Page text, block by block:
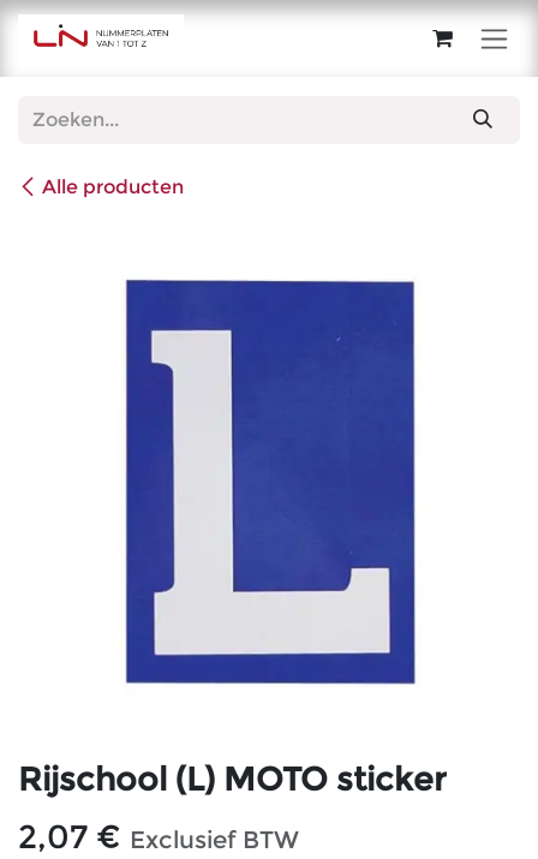
Overslaan naar inhoud
Alle producten
Rijschool (L) MOTO sticker
2,07 € Exclusief BTW